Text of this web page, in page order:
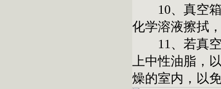
10、真空箱
化学溶液擦拭
11、若真空
上中性油脂，
燥的室内，以